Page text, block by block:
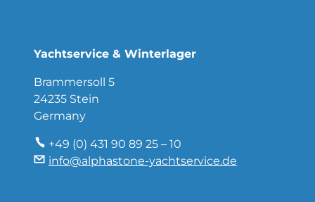
Yachtservice & Winterlager
Brammersoll 5
24235 Stein
Germany
+49 (0) 431 90 89 25 – 10
info@alphastone-yachtservice.de